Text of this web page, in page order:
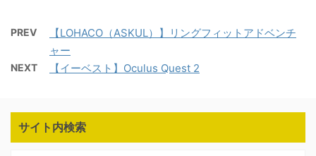
PREV
【LOHACO（ASKUL）】リングフィットアドベンチ
ャー
NEXT 【イーベスト】Oculus Quest 2
サイト内検索